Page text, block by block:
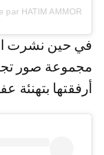
في حين نشرت
مجموعة صور
أرفقتها بتهنئة